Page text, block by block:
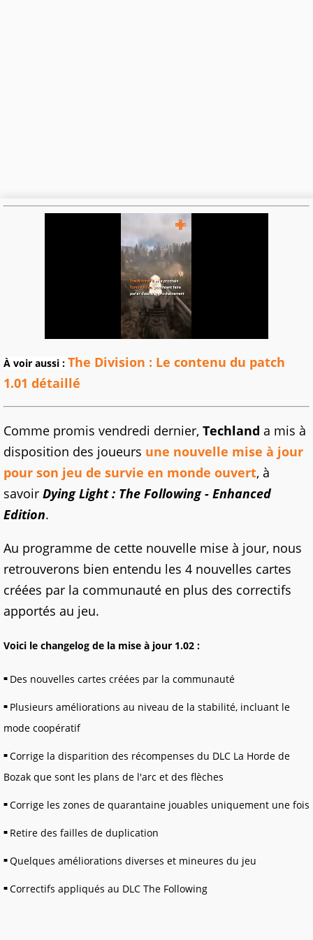
À voir aussi : The Division : Le contenu du patch
1.01 détaillé
Comme promis vendredi dernier, Techland a mis à
disposition des joueurs une nouvelle mise à jour
pour son jeu de survie en monde ouvert, à
savoir DyingLight : The Following - Enhanced
Edition.
Au programme de cette nouvelle mise à jour, nous
retrouverons bien entendu les 4 nouvelles cartes
créées par la communauté en plus des correctifs
apportés au jeu.
Voici le changelog de la mise à jour 1.02 :
Des nouvelles cartes créées par la communauté
Plusieurs améliorations au niveau de la stabilité, incluant le
mode coopératif
Corrige la disparition des récompenses du DLC La Horde de
Bozak que sont les plans de l'arc et des flèches
Corrige les zones de quarantaine jouables uniquement une fois
Retire des failles de duplication
Quelques améliorations diverses et mineures du jeu
Correctifs appliqués au DLC The Following